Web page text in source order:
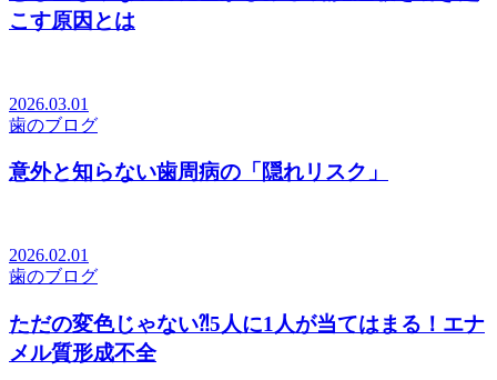
こす原因とは
2026.03.01
歯のブログ
意外と知らない歯周病の「隠れリスク」
2026.02.01
歯のブログ
ただの変色じゃない⁈5人に1人が当てはまる！エナ
メル質形成不全